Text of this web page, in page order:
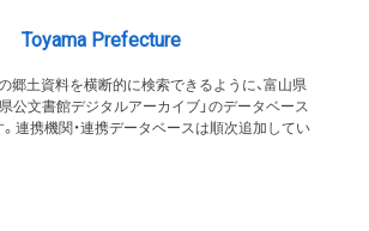
Toyama Prefecture
郷土資料を横断的に検索できるように、富山県
公文書館デジタルアーカイブ」のデータベース
連携機関・連携データベースは順次追加してい